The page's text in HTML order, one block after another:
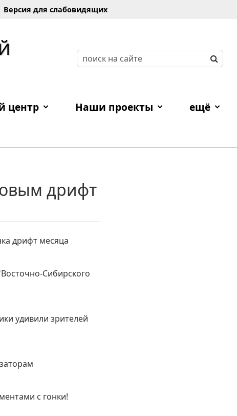
дрифт
дрифт месяца
Сибирского
удивили зрителей
с гонки!
Версия для слабовидящих
центр Наши проекты ещё